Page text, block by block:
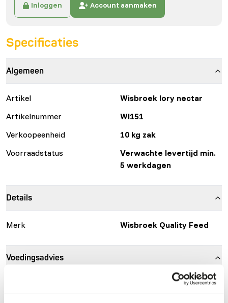
Inloggen Account aanmaken
Specificaties
Algemeen
Artikel
Wisbroek lory nectar
Artikelnummer
WI151
Verkoopeenheid
10 kg zak
Voorraadstatus
Verwachte levertijd min.
5 werkdagen
Details
Merk Wisbroek Quality Feed
Voedingsadvies
Mix 10 grams (1 heaped scoop) of Wisbroek Lory Nectar